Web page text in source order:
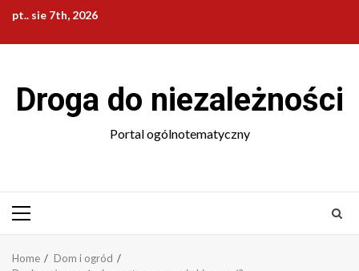
Skip
content
pt.. sie 7th, 2026
Droga do niezależności
Portal ogólnotematyczny
Primary
Home
Dom i ogród